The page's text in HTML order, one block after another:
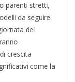
parenti stretti,
da seguire.
del
crescita
come la